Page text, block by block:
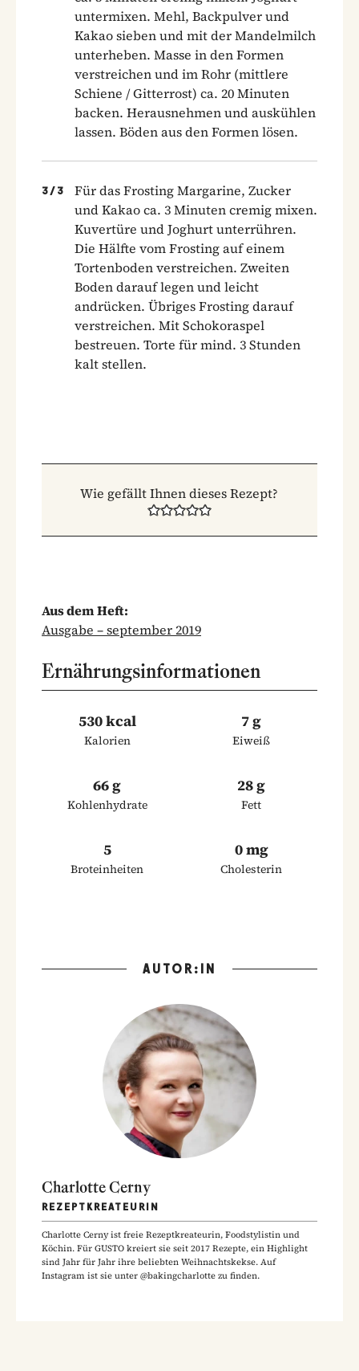
untermixen. Mehl, Backpulver und
Kakao sieben und mit der Mandelmilch
unterheben. Masse in den Formen
verstreichen und im Rohr (mittlere
Schiene / Gitterrost) ca. 20 Minuten
backen. Herausnehmen und auskühlen
lassen. Böden aus den Formen lösen.
3 / 3
Für das Frosting Margarine, Zucker
und Kakao ca. 3 Minuten cremig mixen.
Kuvertüre und Joghurt unterrühren.
Die Hälfte vom Frosting auf einem
Tortenboden verstreichen. Zweiten
Boden darauf legen und leicht
andrücken. Übriges Frosting darauf
verstreichen. Mit Schokoraspel
bestreuen. Torte für mind. 3 Stunden
kalt stellen.
Wie gefällt Ihnen dieses Rezept?
Aus dem Heft:
Ausgabe – september 2019
Ernährungsinformationen
530 kcal
Kalorien
7 g
Eiweiß
66 g
Kohlenhydrate
28 g
Fett
5
Broteinheiten
0 mg
Cholesterin
AUTOR:IN
Charlotte Cerny
REZEPTKREATEURIN
Charlotte Cerny ist freie Rezeptkreateurin, Foodstylistin und
Köchin. Für GUSTO kreiert sie seit 2017 Rezepte, ein Highlight
sind Jahr für Jahr ihre beliebten Weihnachtskekse. Auf
Instagram ist sie unter @bakingcharlotte zu finden.